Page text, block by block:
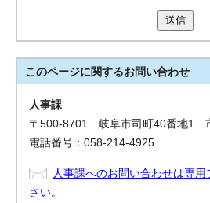
送信
このページに関するお問い合わせ
人事課
〒500-8701 岐阜市司町40番地1
電話番号：058-214-4925
人事課へのお問い合わせは専
さい。